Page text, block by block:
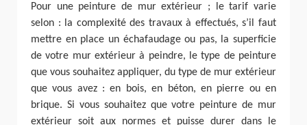
Pour une peinture de mur extérieur ; le tarif varie
selon : la complexité des travaux à effectués, s’il faut
mettre en place un échafaudage ou pas, la superficie
de votre mur extérieur à peindre, le type de peinture
que vous souhaitez appliquer, du type de mur extérieur
que vous avez : en bois, en béton, en pierre ou en
brique. Si vous souhaitez que votre peinture de mur
extérieur soit aux normes et puisse durer dans le